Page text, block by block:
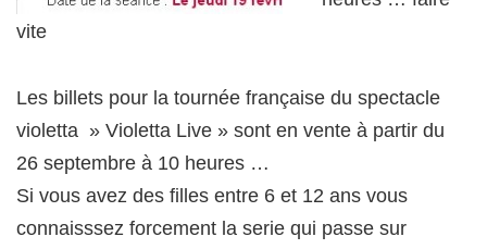
vite
Les billets pour la tournée française du spectacle
violetta » Violetta Live » sont en vente à partir du
26 septembre à 10 heures …
Si vous avez des filles entre 6 et 12 ans vous
connaisssez forcement la serie qui passe sur